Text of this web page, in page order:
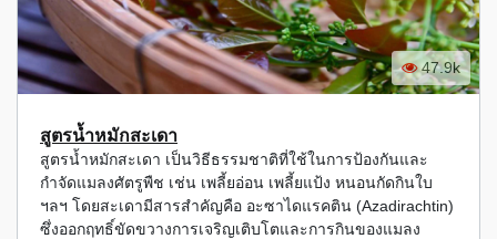
47.9k
สูตรน้ำหมักสะเดา
สูตรน้ำหมักสะเดา เป็นวิธีธรรมชาติที่ใช้ในการป้องกันและ
กำจัดแมลงศัตรูพืช เช่น เพลี้ยอ่อน เพลี้ยแป้ง หนอนกัดกินใบ
ฯลฯ โดยสะเดามีสารสำคัญคือ อะซาไดแรคติน (Azadirachtin)
ซึ่งออกฤทธิ์ขัดขวางการเจริญเติบโตและการกินของแมลง